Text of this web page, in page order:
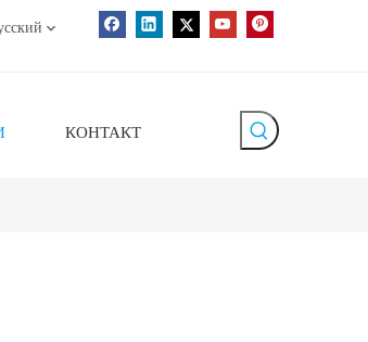
КОНТАКТ